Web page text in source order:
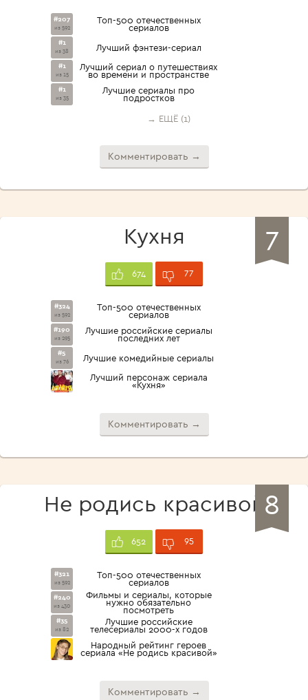
#207
из 592
Топ-500 отечественных
сериалов
#1
из 38 Лучший фэнтези-сериал
#1
из 15
Лучший сериал о путешествиях
во времени и пространстве
#1
из 35
Лучшие сериалы про
подростков
→ ЕЩЁ (1)
Комментировать →
7
Кухня
674 77
#324
из 592
Топ-500 отечественных
сериалов
#190
из 295
Лучшие российские сериалы
последних лет
#5
из 76
Лучшие комедийные сериалы
Лучший персонаж сериала
«Кухня»
Комментировать →
8
Не родись красивой
652 95
#321
из 592
Топ-500 отечественных
сериалов
#240
из 430
Фильмы и сериалы, которые
нужно обязательно
посмотреть
#35
из 82
Лучшие российские
телесериалы 2000-х годов
Народный рейтинг героев
сериала «Не родись красивой»
Комментировать →